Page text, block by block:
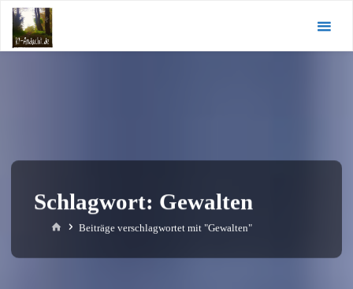
Zum
Inhalt
springen
Schlagwort: Gewalten
StartBeiträge verschlagwortet mit "Gewalten"